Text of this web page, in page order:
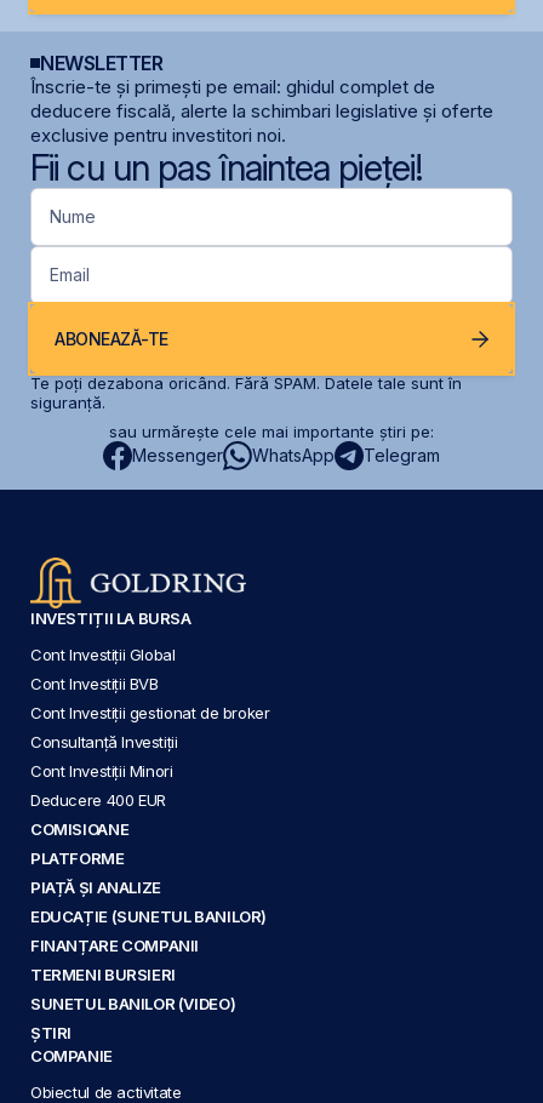
NEWSLETTER
Înscrie-te și primești pe email: ghidul complet de
deducere fiscală, alerte la schimbari legislative și oferte
exclusive pentru investitori noi.
Fii cu un pas înaintea pieței!
Nume
Email
ABONEAZĂ-TE
Te poți dezabona oricând. Fără SPAM. Datele tale sunt în
siguranță.
sau urmărește cele mai importante știri pe:
Messenger WhatsApp Telegram
INVESTIȚII LA BURSA
Cont Investiții Global
Cont Investiții BVB
Cont Investiții gestionat de broker
Consultanță Investiții
Cont Investiții Minori
Deducere 400 EUR
COMISIOANE
PLATFORME
PIAȚĂ ȘI ANALIZE
EDUCAȚIE (SUNETUL BANILOR)
FINANȚARE COMPANII
TERMENI BURSIERI
SUNETUL BANILOR (VIDEO)
ȘTIRI
COMPANIE
Obiectul de activitate